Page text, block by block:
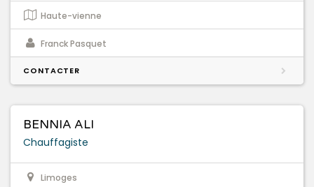
Haute-vienne
Franck Pasquet
CONTACTER
BENNIA ALI
Chauffagiste
Limoges